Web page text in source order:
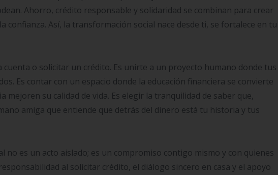
Ahorro, crédito responsable y solidaridad se combinan para crear
confianza. Así, la transformación social nace desde ti, se fortalece en tu
o solicitar un crédito. Es unirte a un proyecto humano donde tus
Es contar con un espacio donde la educación financiera se convierte
mejoren su calidad de vida. Es elegir la tranquilidad de saber que,
amiga que entiende que detrás del dinero está tu historia y tus
no es un acto aislado; es un compromiso contigo mismo y con quienes
al solicitar crédito, el diálogo sincero en casa y el apoyo